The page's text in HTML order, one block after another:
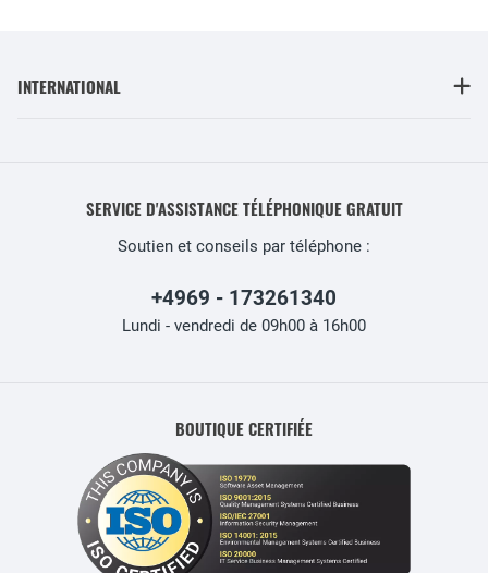
INTERNATIONAL
SERVICE D'ASSISTANCE TÉLÉPHONIQUE GRATUIT
Soutien et conseils par téléphone :
+4969 - 173261340
Lundi - vendredi de 09h00 à 16h00
BOUTIQUE CERTIFIÉE